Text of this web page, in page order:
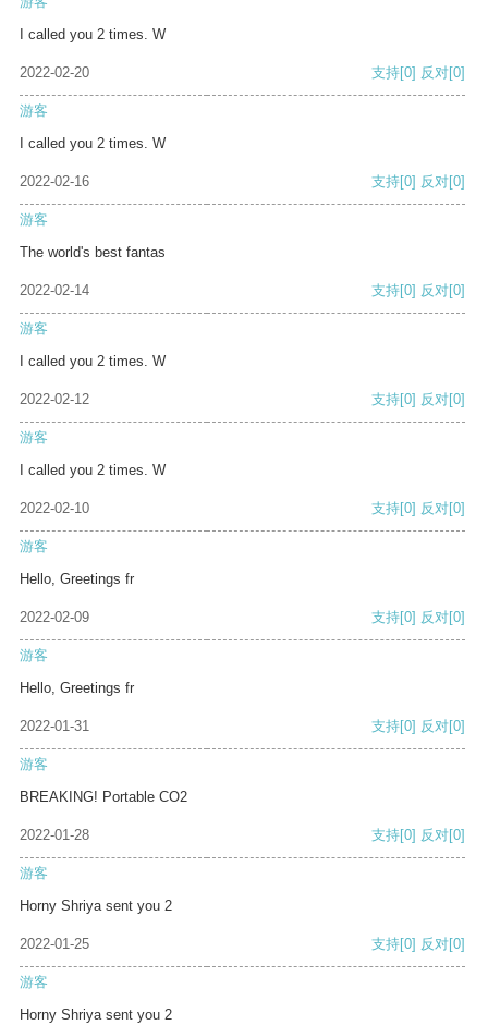
I called you 2 times. W
2022-02-20 支持[0] 反对[0]
游客
I called you 2 times. W
2022-02-16 支持[0] 反对[0]
游客
The world's best fantas
2022-02-14 支持[0] 反对[0]
游客
I called you 2 times. W
2022-02-12 支持[0] 反对[0]
游客
I called you 2 times. W
2022-02-10 支持[0] 反对[0]
游客
Hello, Greetings fr
2022-02-09 支持[0] 反对[0]
游客
Hello, Greetings fr
2022-01-31 支持[0] 反对[0]
游客
BREAKING! Portable CO2
2022-01-28 支持[0] 反对[0]
游客
Horny Shriya sent you 2
2022-01-25 支持[0] 反对[0]
游客
Horny Shriya sent you 2